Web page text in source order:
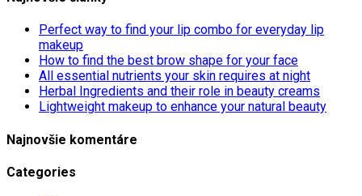
Perfect way to find your lip combo for everyday lip
makeup
How to find the best brow shape for your face
All essential nutrients your skin requires at night
Herbal Ingredients and their role in beauty creams
Lightweight makeup to enhance your natural beauty
Najnovšie komentáre
Categories